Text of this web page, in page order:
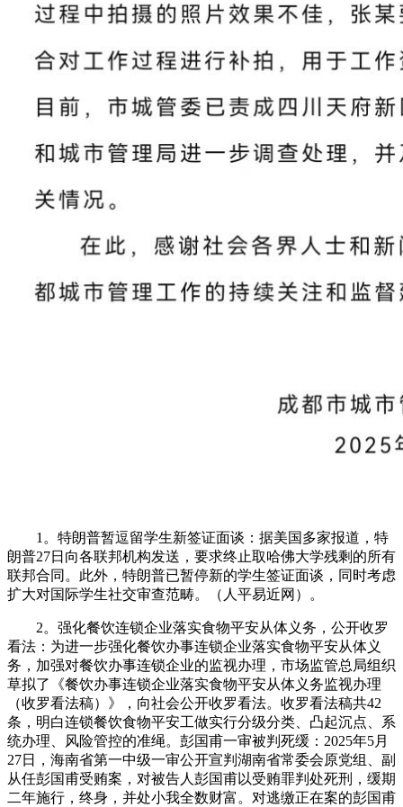
1。特朗普暂逗留学生新签证面谈：据美国多家报道，特
朗普27日向各联邦机构发送，要求终止取哈佛大学残剩的所有
联邦合同。此外，特朗普已暂停新的学生签证面谈，同时考虑
扩大对国际学生社交审查范畴。（人平易近网）。
2。强化餐饮连锁企业落实食物平安从体义务，公开收罗
看法：为进一步强化餐饮办事连锁企业落实食物平安从体义
务，加强对餐饮办事连锁企业的监视办理，市场监管总局组织
草拟了《餐饮办事连锁企业落实食物平安从体义务监视办理
（收罗看法稿）》，向社会公开收罗看法。收罗看法稿共42
条，明白连锁餐饮食物平安工做实行分级分类、凸起沉点、系
统办理、风险管控的准绳。彭国甫一审被判死缓：2025年5月
27日，海南省第一中级一审公开宣判湖南省常委会原党组、副
从任彭国甫受贿案，对被告人彭国甫以受贿罪判处死刑，缓期
二年施行，终身，并处小我全数财富。对逃缴正在案的彭国甫